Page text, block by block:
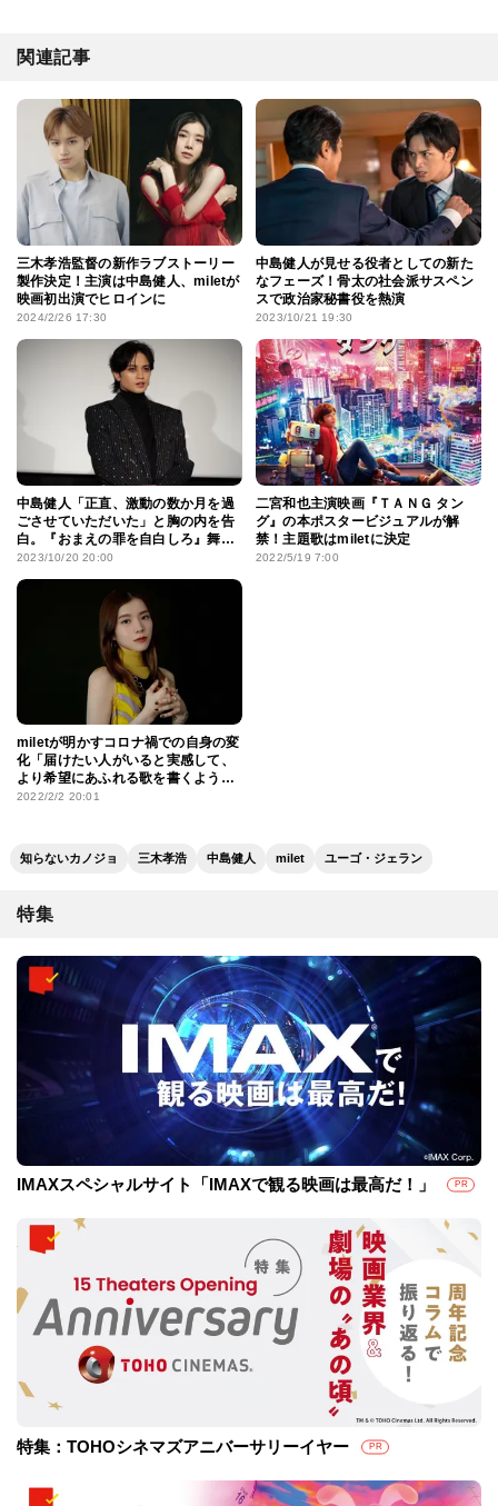
関連記事
三木孝浩監督の新作ラブストーリー
製作決定！主演は中島健人、miletが
映画初出演でヒロインに
2024/2/26 17:30
中島健人が見せる役者としての新た
なフェーズ！骨太の社会派サスペン
スで政治家秘書役を熱演
2023/10/21 19:30
中島健人「正直、激動の数か月を過
ごさせていただいた」と胸の内を告
白。『おまえの罪を自白しろ』舞台
挨拶
2023/10/20 20:00
二宮和也主演映画『ＴＡＮＧ タン
グ』の本ポスタービジュアルが解
禁！主題歌はmiletに決定
2022/5/19 7:00
miletが明かすコロナ禍での自身の変
化「届けたい人がいると実感して、
より希望にあふれる歌を書くように
なりました」
2022/2/2 20:01
知らないカノジョ 三木孝浩 中島健人 milet ユーゴ・ジェラン
特集
IMAXスペシャルサイト「IMAXで観る映画は最高だ！」 PR
特集：TOHOシネマズアニバーサリーイヤー PR